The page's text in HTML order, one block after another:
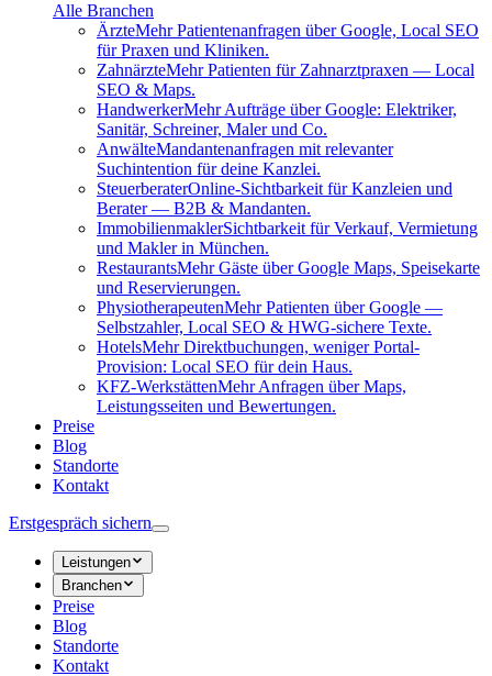
Alle Branchen
ÄrzteMehr Patientenanfragen über Google, Local SEO
für Praxen und Kliniken.
ZahnärzteMehr Patienten für Zahnarztpraxen — Local
SEO & Maps.
HandwerkerMehr Aufträge über Google: Elektriker,
Sanitär, Schreiner, Maler und Co.
AnwälteMandantenanfragen mit relevanter
Suchintention für deine Kanzlei.
SteuerberaterOnline-Sichtbarkeit für Kanzleien und
Berater — B2B & Mandanten.
ImmobilienmaklerSichtbarkeit für Verkauf, Vermietung
und Makler in München.
RestaurantsMehr Gäste über Google Maps, Speisekarte
und Reservierungen.
PhysiotherapeutenMehr Patienten über Google —
Selbstzahler, Local SEO & HWG-sichere Texte.
HotelsMehr Direktbuchungen, weniger Portal-
Provision: Local SEO für dein Haus.
KFZ-WerkstättenMehr Anfragen über Maps,
Leistungsseiten und Bewertungen.
Preise
Blog
Standorte
Kontakt
Erstgespräch sichern
Leistungen
Branchen
Preise
Blog
Standorte
Kontakt